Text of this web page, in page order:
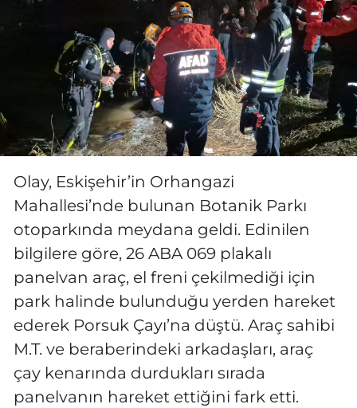
Olay, Eskişehir’in Orhangazi
Mahallesi’nde bulunan Botanik Parkı
otoparkında meydana geldi. Edinilen
bilgilere göre, 26 ABA 069 plakalı
panelvan araç, el freni çekilmediği için
park halinde bulunduğu yerden hareket
ederek Porsuk Çayı’na düştü. Araç sahibi
M.T. ve beraberindeki arkadaşları, araç
çay kenarında durdukları sırada
panelvanın hareket ettiğini fark etti.